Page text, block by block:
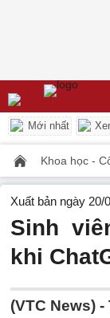
Mới nhất
Khoa học -
Xuất bản ngày 20/
Sinh
khi
(VTC News) -